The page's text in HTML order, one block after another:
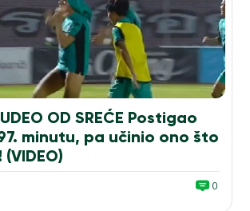
OD SREĆE Postigao
minutu, pa učinio ono što
0